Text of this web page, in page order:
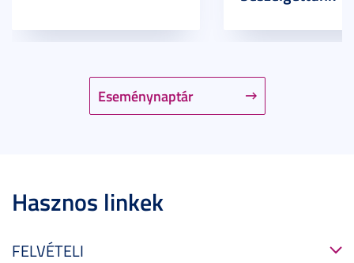
Eseménynaptár
Hasznos linkek
FELVÉTELI